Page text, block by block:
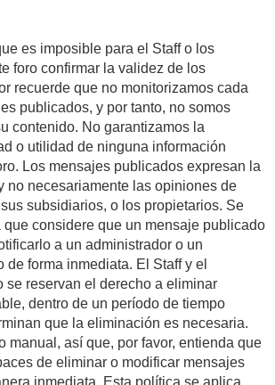
es imposible para el Staff o los
foro confirmar la validez de los
recuerde que no monitorizamos cada
publicados, y por tanto, no somos
contenido. No garantizamos la
o utilidad de ninguna información
Los mensajes publicados expresan la
no necesariamente las opiniones de
subsidiarios, o los propietarios. Se
considere que un mensaje publicado
a un administrador o un
de forma inmediata. El Staff y el
se reservan el derecho a eliminar
dentro de un período de tiempo
que la eliminación es necesaria.
manual, así que, por favor, entienda que
de eliminar o modificar mensajes